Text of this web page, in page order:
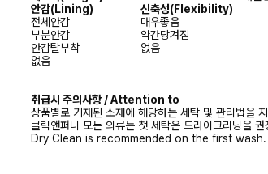
안감(Lining) 신축성(Flexibility)
전체안감
매우좋음
부분안감
약간당겨짐
안감탈부착
없음
없음
취급시 주의사항 / Attention to
상품별로 기재된 소재에 해당하는 세탁 및 관리법을
클릭앤퍼니 모든 의류는 첫 세탁은 드라이크리닝을 권
Dry Clean is recommended on the first wash.